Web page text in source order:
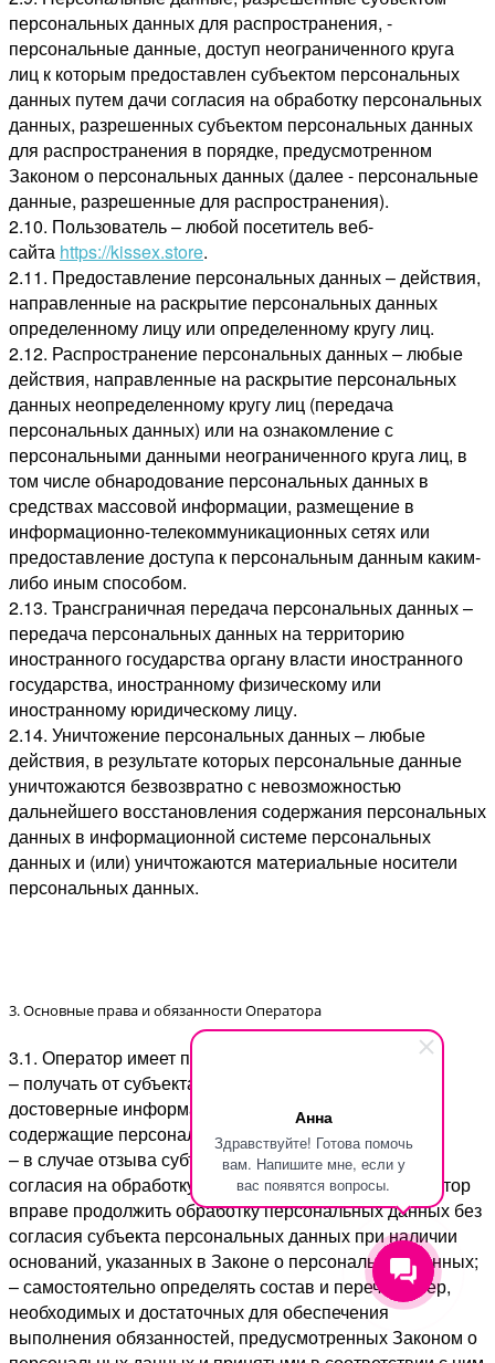
Анна
Здравствуйте! Готова помочь
вам. Напишите мне, если у
вас появятся вопросы.
персональных данных для распространения, -
персональные данные, доступ неограниченного круга
лиц к которым предоставлен субъектом персональных
данных путем дачи согласия на обработку персональных
данных, разрешенных субъектом персональных данных
для распространения в порядке, предусмотренном
Законом о персональных данных (далее - персональные
данные, разрешенные для распространения).
2.10. Пользователь – любой посетитель веб-
сайта https://kissex.store.
2.11. Предоставление персональных данных – действия,
направленные на раскрытие персональных данных
определенному лицу или определенному кругу лиц.
2.12. Распространение персональных данных – любые
действия, направленные на раскрытие персональных
данных неопределенному кругу лиц (передача
персональных данных) или на ознакомление с
персональными данными неограниченного круга лиц, в
том числе обнародование персональных данных в
средствах массовой информации, размещение в
информационно-телекоммуникационных сетях или
предоставление доступа к персональным данным каким-
либо иным способом.
2.13. Трансграничная передача персональных данных –
передача персональных данных на территорию
иностранного государства органу власти иностранного
государства, иностранному физическому или
иностранному юридическому лицу.
2.14. Уничтожение персональных данных – любые
действия, в результате которых персональные данные
уничтожаются безвозвратно с невозможностью
дальнейшего восстановления содержания персональных
данных в информационной системе персональных
данных и (или) уничтожаются материальные носители
персональных данных.
3. Основные права и обязанности Оператора
3.1. Оператор имеет право:
– получать от субъекта персональных данных
достоверные информацию и/или документы,
содержащие персональные данные;
– в случае отзыва субъектом персональных данных
согласия на обработку персональных данных Оператор
вправе продолжить обработку персональных данных без
согласия субъекта персональных данных при наличии
оснований, указанных в Законе о персональных данных;
– самостоятельно определять состав и перечень мер,
необходимых и достаточных для обеспечения
выполнения обязанностей, предусмотренных Законом о